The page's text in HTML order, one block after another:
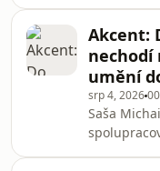
ostrově
spěchat.“
jiné lidi,”
kurátor
sedmým
festival
Akcent:
nechodí
umění
srp 4, 2026
Saša